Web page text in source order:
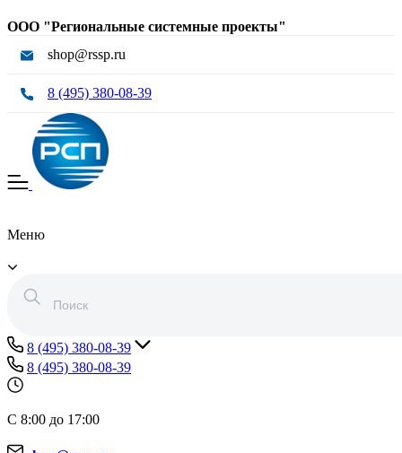
ООО "Региональные системные проекты"
shop@rssp.ru
8 (495) 380-08-39
Меню
8 (495) 380-08-39
8 (495) 380-08-39
С 8:00 до 17:00